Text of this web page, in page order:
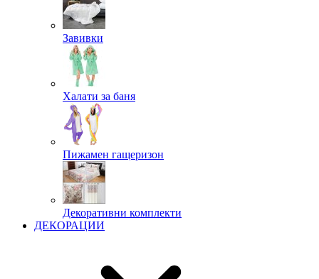
Завивки
Халати за баня
Пижамен гащеризон
Декоративни комплекти
ДЕКОРАЦИИ